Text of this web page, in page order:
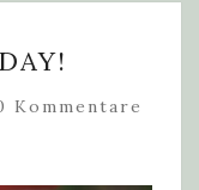
Kommentare